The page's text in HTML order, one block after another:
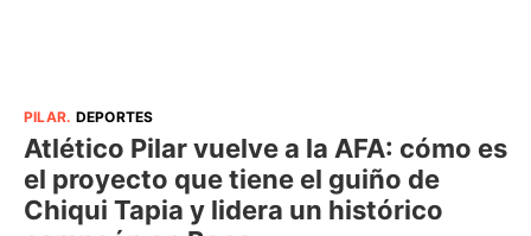
PILAR. DEPORTES
Atlético Pilar vuelve a la AFA: cómo es
el proyecto que tiene el guiño de
Chiqui Tapia y lidera un histórico